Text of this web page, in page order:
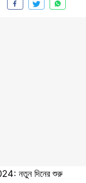
নতুন দিনের শুরু